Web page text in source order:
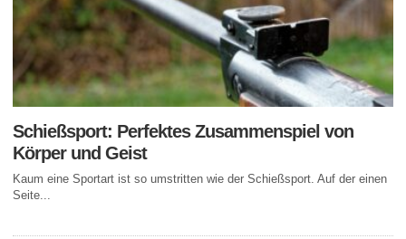
Schießsport: Perfektes Zusammenspiel von
Körper und Geist
Kaum eine Sportart ist so umstritten wie der Schießsport. Auf der einen
Seite...